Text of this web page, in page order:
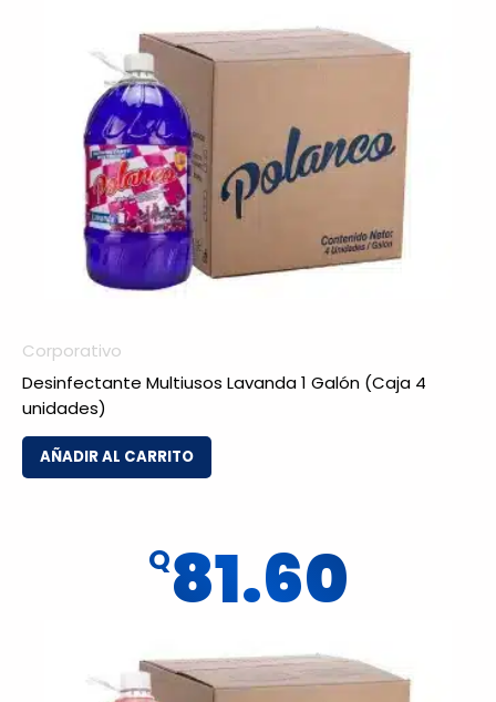
Corporativo
Desinfectante Multiusos Lavanda 1 Galón (Caja 4
unidades)
AÑADIR AL CARRITO
Q81.60